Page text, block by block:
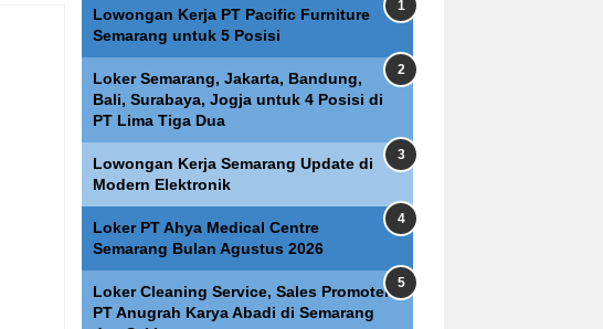
Lowongan Kerja PT Pacific Furniture
Semarang untuk 5 Posisi
Loker Semarang, Jakarta, Bandung,
Bali, Surabaya, Jogja untuk 4 Posisi di
PT Lima Tiga Dua
Lowongan Kerja Semarang Update di
Modern Elektronik
Loker PT Ahya Medical Centre
Semarang Bulan Agustus 2026
Loker Cleaning Service, Sales Promoter
PT Anugrah Karya Abadi di Semarang